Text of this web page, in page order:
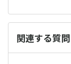
関連する質問